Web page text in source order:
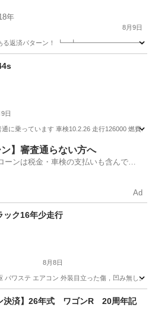
年
8月9日
返済パターン！
日
に乗っています 車検10.2.26 走行126000 燃費
ゴンＲ
ン】審査通らない方へ
ーンは税金・車検の支払いも含んでい
Ad
ック16年少走行
8月8日
パワステ エアコン 外装目立った傷，凹み無し
キャリイ
決済】26年式 ワゴンR 20周年記